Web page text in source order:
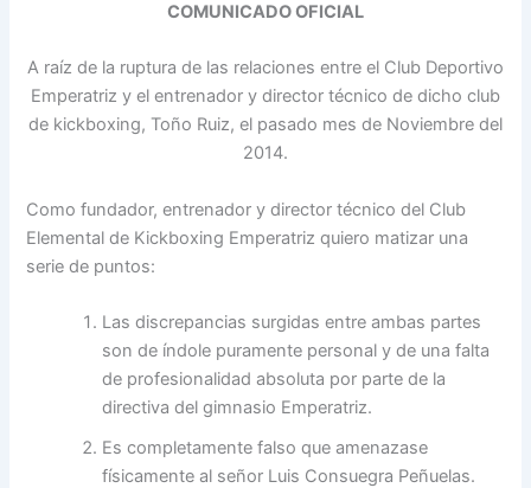
COMUNICADO OFICIAL
A raíz de la ruptura de las relaciones entre el Club Deportivo
Emperatriz y el entrenador y director técnico de dicho club
de kickboxing, Toño Ruiz, el pasado mes de Noviembre del
2014.
Como fundador, entrenador y director técnico del Club
Elemental de Kickboxing Emperatriz quiero matizar una
serie de puntos:
Las discrepancias surgidas entre ambas partes
son de índole puramente personal y de una falta
de profesionalidad absoluta por parte de la
directiva del gimnasio Emperatriz.
Es completamente falso que amenazase
físicamente al señor Luis Consuegra Peñuelas.